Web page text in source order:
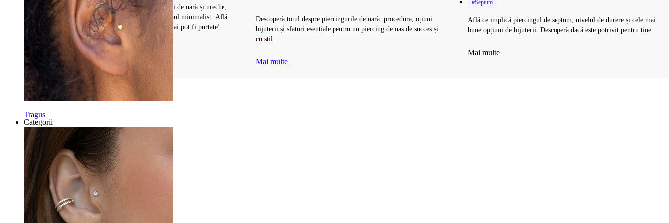
Tragus
Descoperă șuruburile nazale pentru piercinguri de nară și ureche,
cunoscute pentru potrivirea perfectă și design-ul minimalist. Află
despre beneficiile față de tije nazale și unde mai pot fi purtate!
Mai multe
Descoperă totul despre piercingurile de nară: procedura, oțiuni
bijuterii și sfaturi esențiale pentru un piercing de nas de succes și
cu stil.
Mai multe
#Septum
Află ce implică piercingul de septum, nivelul de durere și cele mai
bune opțiuni de bijuterii. Descoperă dacă este potrivit pentru tine.
Mai multe
Categorii
Buric
Buză
Sân
Industrial
Dermal